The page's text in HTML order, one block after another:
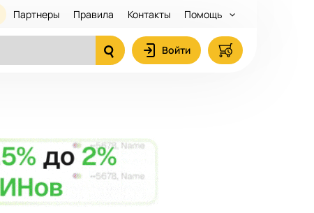
Партнеры Правила Контакты Помощь
Войти